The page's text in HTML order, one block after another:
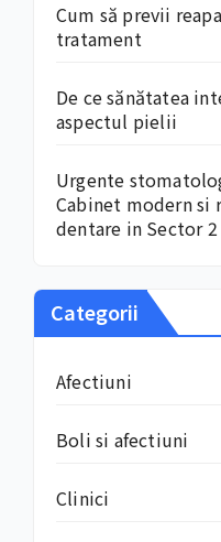
Cum să previi
tratament
De ce sănătatea
aspectul pielii
Urgente
Cabinet modern si
dentare in Sector 2
Categorii
Afectiuni
Boli si afectiuni
Clinici